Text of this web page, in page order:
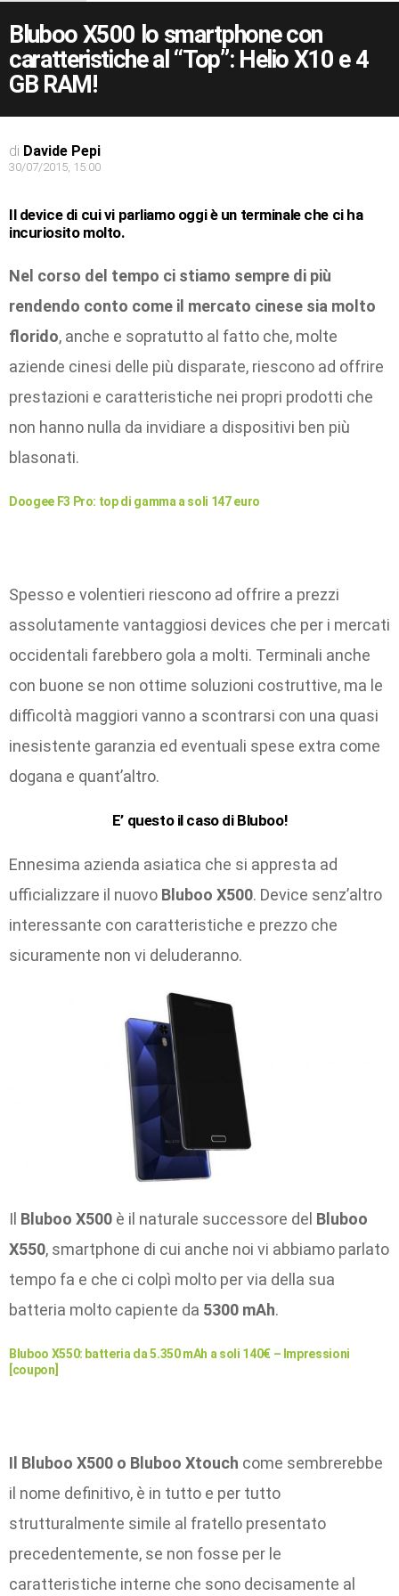
Bluboo X500 lo smartphone con
caratteristiche al “Top”: Helio X10 e 4
GB RAM!
di Davide Pepi
30/07/2015, 15:00
Il device di cui vi parliamo oggi è un terminale che ci ha
incuriosito molto.
Nel corso del tempo ci stiamo sempre di più
rendendo conto come il mercato cinese sia molto
florido, anche e sopratutto al fatto che, molte
aziende cinesi delle più disparate, riescono ad offrire
prestazioni e caratteristiche nei propri prodotti che
non hanno nulla da invidiare a dispositivi ben più
blasonati.
Doogee F3 Pro: top di gamma a soli 147 euro
Spesso e volentieri riescono ad offrire a prezzi
assolutamente vantaggiosi devices che per i mercati
occidentali farebbero gola a molti. Terminali anche
con buone se non ottime soluzioni costruttive, ma le
difficoltà maggiori vanno a scontrarsi con una quasi
inesistente garanzia ed eventuali spese extra come
dogana e quant’altro.
E’ questo il caso di Bluboo!
Ennesima azienda asiatica che si appresta ad
ufficializzare il nuovo Bluboo X500. Device senz’altro
interessante con caratteristiche e prezzo che
sicuramente non vi deluderanno.
Il Bluboo X500 è il naturale successore del Bluboo
X550, smartphone di cui anche noi vi abbiamo parlato
tempo fa e che ci colpì molto per via della sua
batteria molto capiente da 5300 mAh.
Bluboo X550: batteria da 5.350 mAh a soli 140€ – Impressioni
[coupon]
Il Bluboo X500 o Bluboo Xtouch come sembrerebbe
il nome definitivo, è in tutto e per tutto
strutturalmente simile al fratello presentato
precedentemente, se non fosse per le
caratteristiche interne che sono decisamente al